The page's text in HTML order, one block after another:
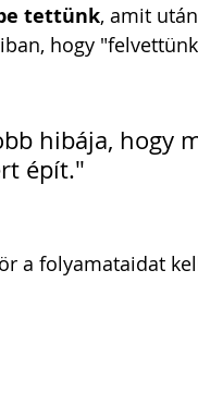
tettünk, amit
hogy
hibája, hogy
épít."
a folyamataidat